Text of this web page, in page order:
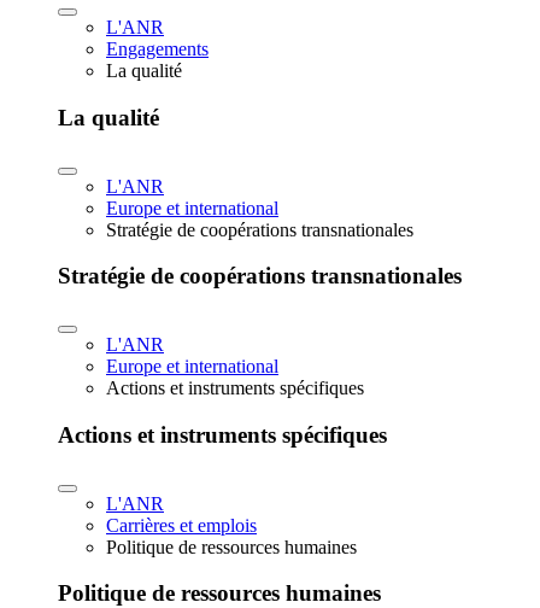
L'ANR
Engagements
La qualité
La qualité
L'ANR
Europe et international
Stratégie de coopérations transnationales
Stratégie de coopérations transnationales
L'ANR
Europe et international
Actions et instruments spécifiques
Actions et instruments spécifiques
L'ANR
Carrières et emplois
Politique de ressources humaines
Politique de ressources humaines